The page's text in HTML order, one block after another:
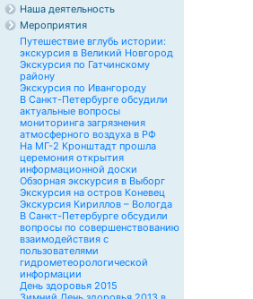
Наша деятельность
Мероприятия
Путешествие вглубь истории:
экскурсия в Великий Новгород
Экскурсия по Гатчинскому
району
Экскурсия по Ивангороду
В Санкт-Петербурге обсудили
актуальные вопросы
мониторинга загрязнения
атмосферного воздуха в РФ
На МГ-2 Кронштадт прошла
церемония открытия
информационной доски
Обзорная экскурсия в Выборг
Экскурсия на остров Коневец
Экскурсия Кириллов – Вологда
В Санкт-Петербурге обсудили
вопросы по совершенствованию
взаимодействия с
пользователями
гидрометеорологической
информации
День здоровья 2015